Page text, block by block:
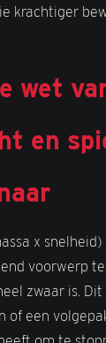
krachtiger
wet
en
x
voorwerp
zwaar is.
of een